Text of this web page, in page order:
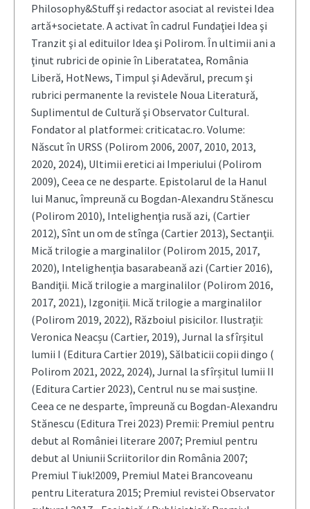
Philosophy&Stuff şi redactor asociat al revistei Idea
artă+societate. A activat în cadrul Fundaţiei Idea şi
Tranzit şi al edituilor Idea şi Polirom. În ultimii ani a
ţinut rubrici de opinie în Liberatatea, România
Liberă, HotNews, Timpul şi Adevărul, precum şi
rubrici permanente la revistele Noua Literatură,
Suplimentul de Cultură şi Observator Cultural.
Fondator al platformei: criticatac.ro. Volume:
Născut în URSS (Polirom 2006, 2007, 2010, 2013,
2020, 2024), Ultimii eretici ai Imperiului (Polirom
2009), Ceea ce ne desparte. Epistolarul de la Hanul
lui Manuc, împreună cu Bogdan-Alexandru Stănescu
(Polirom 2010), Intelighenţia rusă azi, (Cartier
2012), Sînt un om de stînga (Cartier 2013), Sectanţii.
Mică trilogie a marginalilor (Polirom 2015, 2017,
2020), Intelighenţia basarabeană azi (Cartier 2016),
Bandiţii. Mică trilogie a marginalilor (Polirom 2016,
2017, 2021), Izgoniții. Mică trilogie a marginalilor
(Polirom 2019, 2022), Războiul pisicilor. Ilustrații:
Veronica Neacșu (Cartier, 2019), Jurnal la sfîrșitul
lumii I (Editura Cartier 2019), Sălbaticii copii dingo (
Polirom 2021, 2022, 2024), Jurnal la sfîrșitul lumii II
(Editura Cartier 2023), Centrul nu se mai susține.
Ceea ce ne desparte, împreună cu Bogdan-Alexandru
Stănescu (Editura Trei 2023) Premii: Premiul pentru
debut al României literare 2007; Premiul pentru
debut al Uniunii Scriitorilor din România 2007;
Premiul Tiuk!2009, Premiul Matei Brancoveanu
pentru Literatura 2015; Premiul revistei Observator